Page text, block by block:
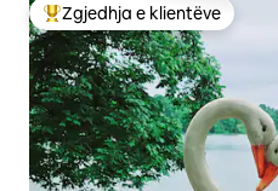
Më të mirat e zgjedhjeve të
Zgjedhja e klientëve